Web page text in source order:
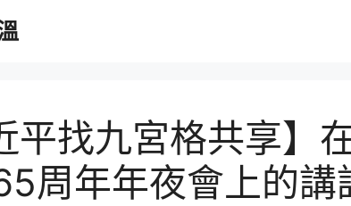
平找九宮格共享】
周年年夜會上的講